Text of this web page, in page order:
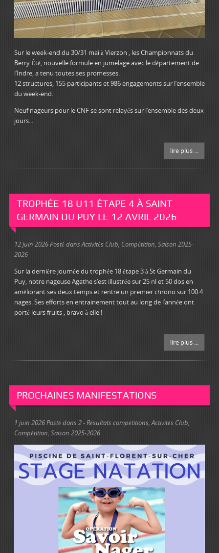
Sur le week-end du 30/31 mai à Vierzon , les Championnats du
Berry Été, nouvelle formule en jumelage avec le département de
l’Indre, a tenu toutes ses promesses.
12 structures, 155 participants et 986 engagements sur l’ensemble
du week-end.
Neuf nageurs pour le CNF se sont relayés sur l’ensemble des deux
jours...
lire plus ...
TROPHÉE 18 U11 ÉTAPE 4 À SAINT
GERMAIN DU PUY LE 12 AVRIL 2026
12 juin 2026Posté dansActivités Club, Compétition, Saison 2025-
2026
Sur la dernière journée du trophée 18 étape 3 à St Germain du
Puy, notre nageuse Agathe s’est illustrée sur 25 nl et 50 dos en
améliorant ses deux temps et rentre un premier chrono sur 100 4
nages. Ses efforts en entrainement tout au long de l’année ont
porté leurs fruits , bravo à elle !
lire plus ...
PROCHAINES MANIFESTATIONS
1 juin 2026Posté dans2 - Résultats compétitions,Activités Club,
Compétition, Saison 2025-2026